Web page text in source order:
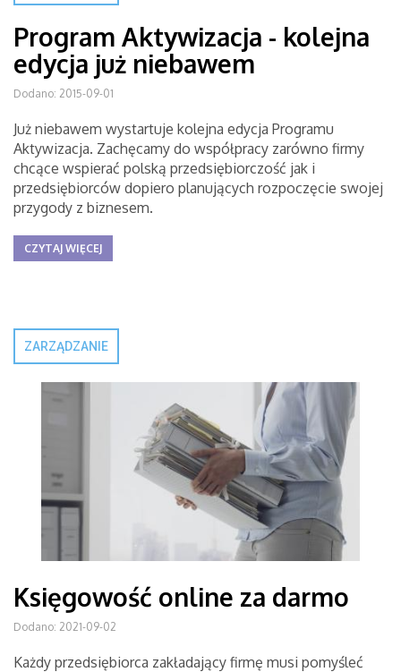
Program Aktywizacja - kolejna
edycja już niebawem
Dodano: 2015-09-01
Już niebawem wystartuje kolejna edycja Programu
Aktywizacja. Zachęcamy do współpracy zarówno firmy
chcące wspierać polską przedsiębiorczość jak i
przedsiębiorców dopiero planujących rozpoczęcie swojej
przygody z biznesem.
CZYTAJ WIĘCEJ
ZARZĄDZANIE
Księgowość online za darmo
Dodano: 2021-09-02
Każdy przedsiębiorca zakładający firmę musi pomyśleć